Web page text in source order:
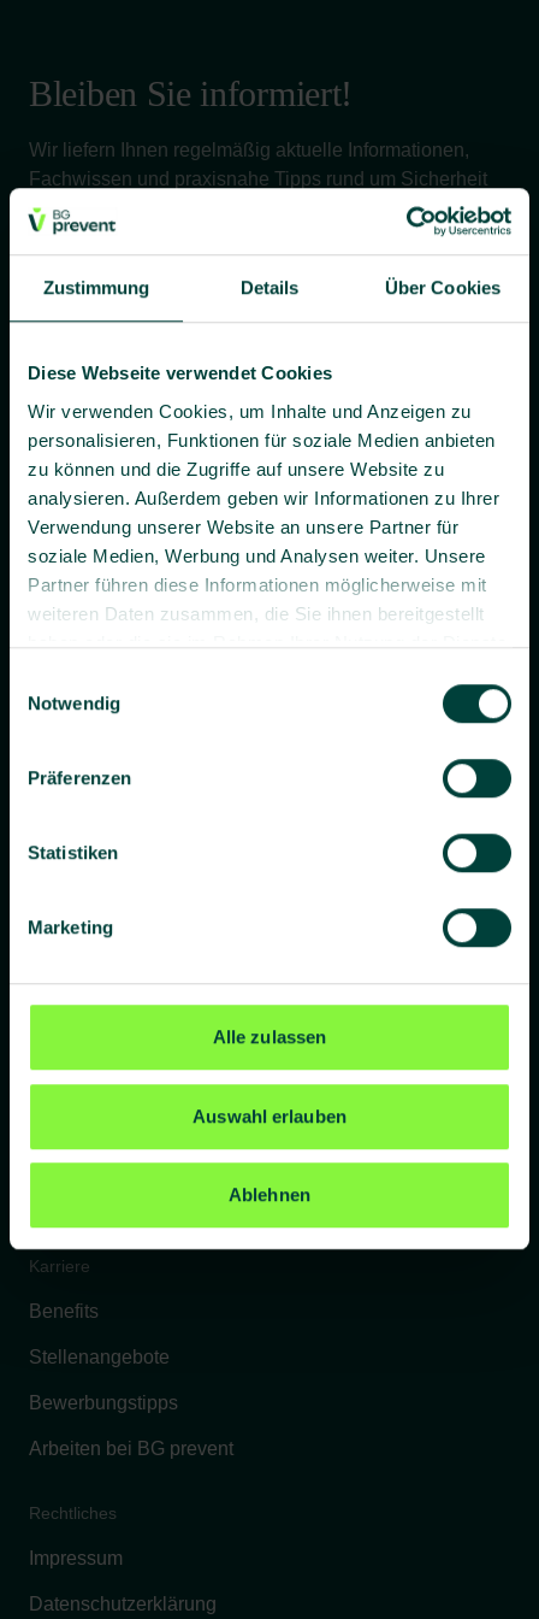
Zustimmung Details Über Cookies
Diese Webseite verwendet Cookies
Wir verwenden Cookies, um Inhalte und Anzeigen zu
personalisieren, Funktionen für soziale Medien anbieten
zu können und die Zugriffe auf unsere Website zu
analysieren. Außerdem geben wir Informationen zu Ihrer
Verwendung unserer Website an unsere Partner für
soziale Medien, Werbung und Analysen weiter. Unsere
Partner führen diese Informationen möglicherweise mit
weiteren Daten zusammen, die Sie ihnen bereitgestellt
haben oder die sie im Rahmen Ihrer Nutzung der Dienste
Notwendig
Präferenzen
Statistiken
Marketing
Alle zulassen
Auswahl erlauben
Ablehnen
Bleiben Sie informiert!
Wir liefern Ihnen regelmäßig aktuelle Informationen,
Fachwissen und praxisnahe Tipps rund um Sicherheit
und Gesundheit bei der Arbeit – verständlich, relevant
und zuverlässig.
Ja, ich willige bis auf Widerruf ein, dass BG prevent mir
zusenden darf.
Es gilt unsereDatenschutzerklärung.
Blog
Lieferanten
Kontakt
Karriere
Benefits
Stellenangebote
Bewerbungstipps
Arbeiten bei BG prevent
Rechtliches
Impressum
Datenschutzerklärung